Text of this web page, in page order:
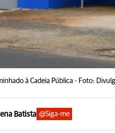
à Cadeia Pública - Foto:
Batista @Siga-me